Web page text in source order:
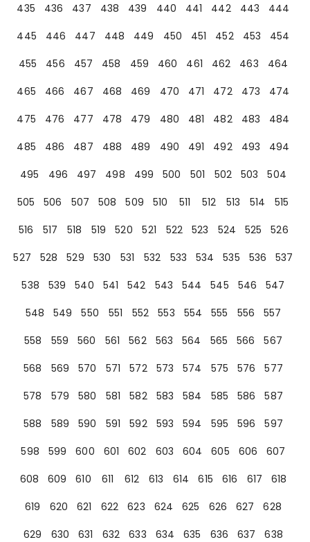
435
436 437 438 439 440 441 442 443
444
445
446 447 448 449 450 451 452 453
454
455
456 457 458 459 460 461 462 463
464
465
466 467 468 469 470 471 472 473
474
475
476 477 478 479 480 481 482 483
484
485
486 487 488 489 490 491 492 493
494
495
496 497 498 499 500 501 502 503
504
505
506 507 508 509 510 511 512 513 514
515
516
517 518 519 520 521 522 523 524 525
526
527
528 529 530 531 532 533 534 535 536
537
538
539 540 541 542 543 544 545 546
547
548
549 550 551 552 553 554 555 556
557
558
559 560 561 562 563 564 565 566
567
568
569 570 571 572 573 574 575 576
577
578
579 580 581 582 583 584 585 586
587
588
589 590 591 592 593 594 595 596
597
598
599 600 601 602 603 604 605 606
607
608
609 610 611 612 613 614 615 616 617
618
619
620 621 622 623 624 625 626 627
628
629
630 631 632 633 634 635 636 637
638